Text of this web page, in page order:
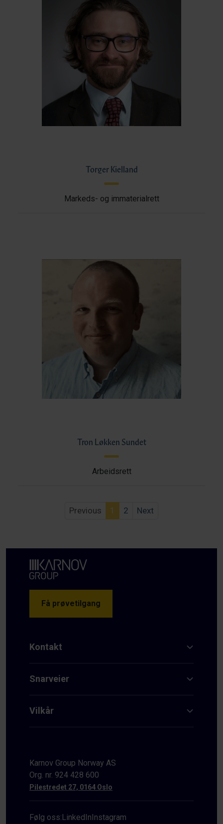
Torger Kielland
Markeds- og immaterialrett
Tron Løkken Sundet
Arbeidsrett
Previous 1 2 Next
Få prøvetilgang
Kontakt
Snarveier
Vilkår
Karnov Group Norway AS
Org. nr. 924 428 600
Pilestredet 27, 0164 Oslo
Følg oss:LinkedInInstagram